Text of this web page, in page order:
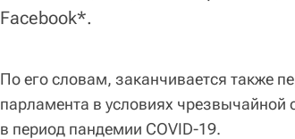
Facebook*.
По его словам, заканчивается также
парламента в условиях
в период пандемии COVID-19.